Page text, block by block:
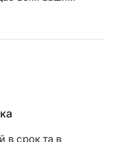
в срок та в